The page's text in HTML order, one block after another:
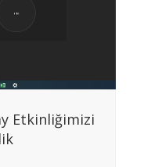
Etkinliğimizi